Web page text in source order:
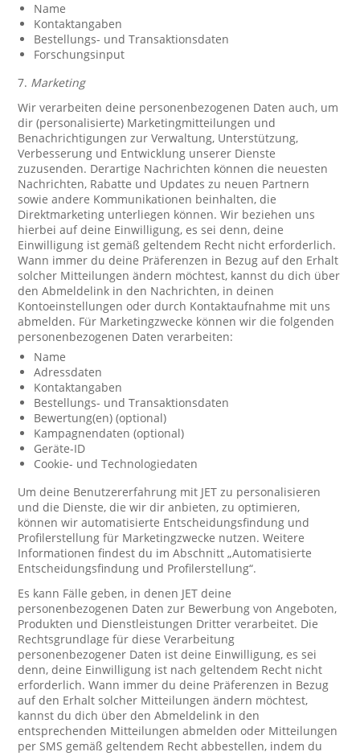
Name
Kontaktangaben
Bestellungs- und Transaktionsdaten
Forschungsinput
7. Marketing
Wir verarbeiten deine personenbezogenen Daten auch, um
dir (personalisierte) Marketingmitteilungen und
Benachrichtigungen zur Verwaltung, Unterstützung,
Verbesserung und Entwicklung unserer Dienste
zuzusenden. Derartige Nachrichten können die neuesten
Nachrichten, Rabatte und Updates zu neuen Partnern
sowie andere Kommunikationen beinhalten, die
Direktmarketing unterliegen können. Wir beziehen uns
hierbei auf deine Einwilligung, es sei denn, deine
Einwilligung ist gemäß geltendem Recht nicht erforderlich.
Wann immer du deine Präferenzen in Bezug auf den Erhalt
solcher Mitteilungen ändern möchtest, kannst du dich über
den Abmeldelink in den Nachrichten, in deinen
Kontoeinstellungen oder durch Kontaktaufnahme mit uns
abmelden. Für Marketingzwecke können wir die folgenden
personenbezogenen Daten verarbeiten:
Name
Adressdaten
Kontaktangaben
Bestellungs- und Transaktionsdaten
Bewertung(en) (optional)
Kampagnendaten (optional)
Geräte-ID
Cookie- und Technologiedaten
Um deine Benutzererfahrung mit JET zu personalisieren
und die Dienste, die wir dir anbieten, zu optimieren,
können wir automatisierte Entscheidungsfindung und
Profilerstellung für Marketingzwecke nutzen. Weitere
Informationen findest du im Abschnitt „Automatisierte
Entscheidungsfindung und Profilerstellung“.
Es kann Fälle geben, in denen JET deine
personenbezogenen Daten zur Bewerbung von Angeboten,
Produkten und Dienstleistungen Dritter verarbeitet. Die
Rechtsgrundlage für diese Verarbeitung
personenbezogener Daten ist deine Einwilligung, es sei
denn, deine Einwilligung ist nach geltendem Recht nicht
erforderlich. Wann immer du deine Präferenzen in Bezug
auf den Erhalt solcher Mitteilungen ändern möchtest,
kannst du dich über den Abmeldelink in den
entsprechenden Mitteilungen abmelden oder Mitteilungen
per SMS gemäß geltendem Recht abbestellen, indem du